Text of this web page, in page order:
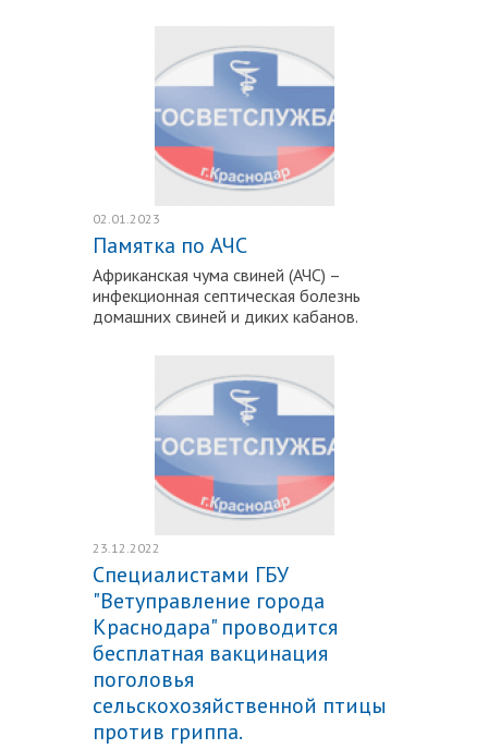
02.01.2023
Памятка по АЧС
Африканская чума свиней (АЧС) –
инфекционная септическая болезнь
домашних свиней и диких кабанов.
23.12.2022
Специалистами ГБУ
"Ветуправление города
Краснодара" проводится
бесплатная вакцинация
поголовья
сельскохозяйственной птицы
против гриппа.